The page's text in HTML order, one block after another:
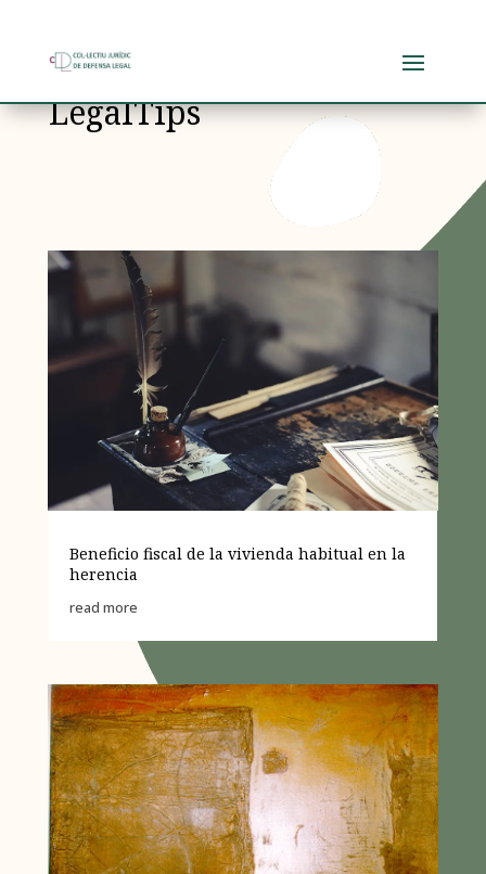
LegalTips
Beneficio fiscal de la vivienda habitual en la
herencia
read more